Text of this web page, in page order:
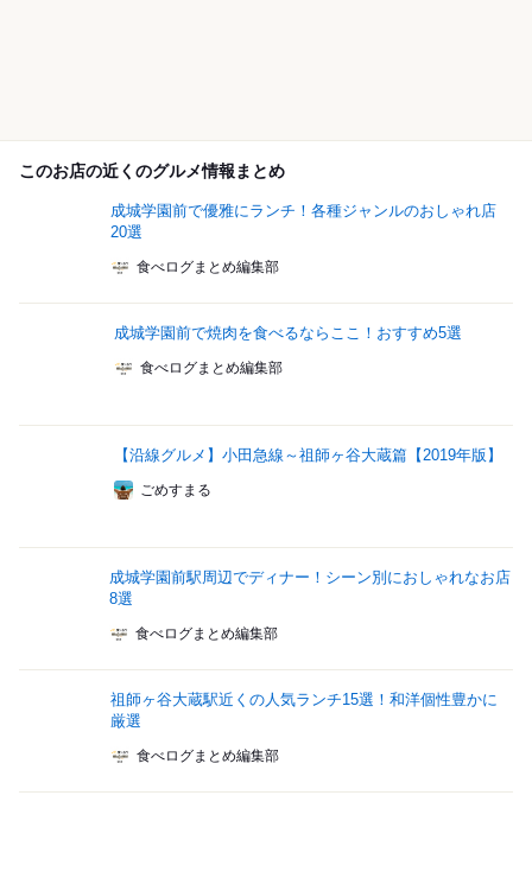
このお店の近くのグルメ情報まとめ
成城学園前で優雅にランチ！各種ジャンルのおしゃれ店
20選
食べログまとめ編集部
成城学園前で焼肉を食べるならここ！おすすめ5選
食べログまとめ編集部
【沿線グルメ】小田急線～祖師ヶ谷大蔵篇【2019年版】
ごめすまる
成城学園前駅周辺でディナー！シーン別におしゃれなお店
8選
食べログまとめ編集部
祖師ヶ谷大蔵駅近くの人気ランチ15選！和洋個性豊かに
厳選
食べログまとめ編集部